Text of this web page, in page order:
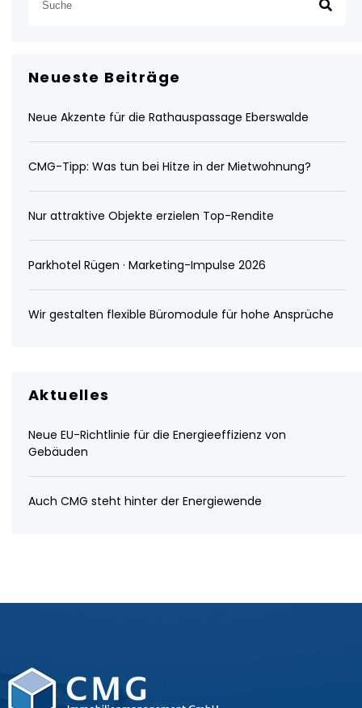
Neueste Beiträge
Neue Akzente für die Rathauspassage Eberswalde
CMG-Tipp: Was tun bei Hitze in der Mietwohnung?
Nur attraktive Objekte erzielen Top-Rendite
Parkhotel Rügen · Marketing-Impulse 2026
Wir gestalten flexible Büromodule für hohe Ansprüche
Aktuelles
Neue EU-Richtlinie für die Energieeffizienz von
Gebäuden
Auch CMG steht hinter der Energiewende